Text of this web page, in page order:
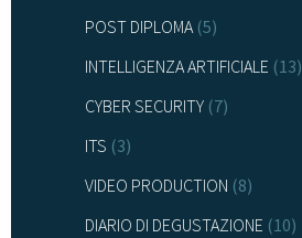
POST DIPLOMA(5)
INTELLIGENZA ARTIFICIALE (13)
CYBER SECURITY (7)
ITS (3)
VIDEO PRODUCTION (8)
DIARIO DI DEGUSTAZIONE (10)